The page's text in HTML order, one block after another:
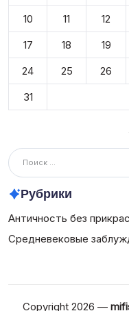
10
11 12
17
18 19
24
25 26
31
Рубрики
Античность без прикрас
Средневековые
Copyright 2026 —